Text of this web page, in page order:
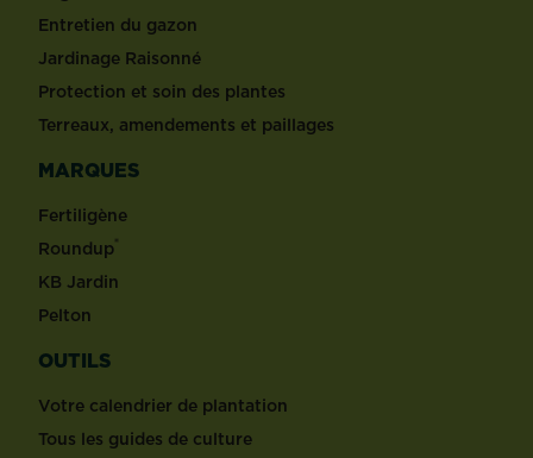
Entretien du gazon
Jardinage Raisonné
Protection et soin des plantes
Terreaux, amendements et paillages
MARQUES
Fertiligène
Roundup®
KB Jardin
Pelton
OUTILS
Votre calendrier de plantation
Tous les guides de culture